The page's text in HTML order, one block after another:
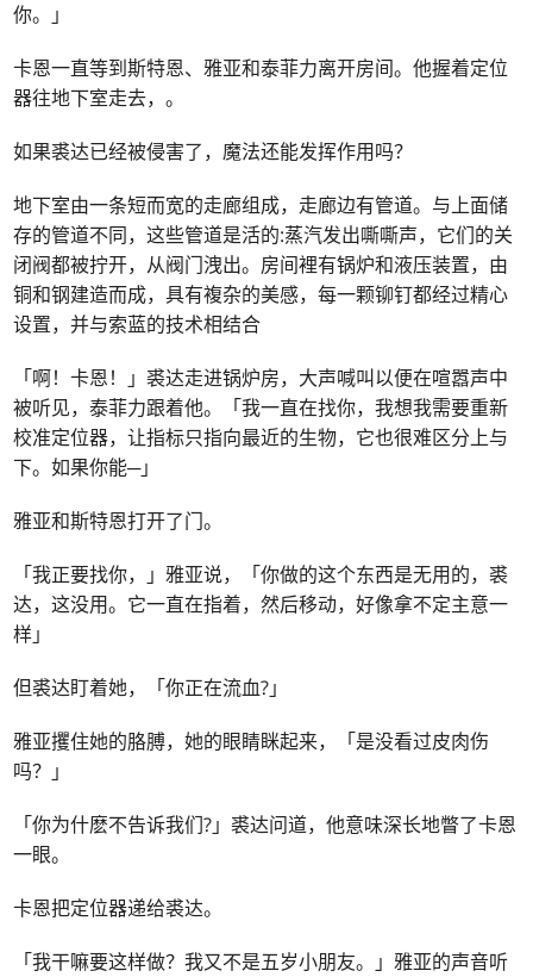
你。」
卡恩一直等到斯特恩、雅亚和泰菲力离开房间。他握着定位
器往地下室走去，。
如果裘达已经被侵害了，魔法还能发挥作用吗？
地下室由一条短而宽的走廊组成，走廊边有管道。与上面储
存的管道不同，这些管道是活的:蒸汽发出嘶嘶声，它们的关
闭阀都被拧开，从阀门洩出。房间裡有锅炉和液压装置，由
铜和钢建造而成，具有複杂的美感，每一颗铆钉都经过精心
设置，并与索蓝的技术相结合
「啊！卡恩！」裘达走进锅炉房，大声喊叫以便在喧嚣声中
被听见，泰菲力跟着他。「我一直在找你，我想我需要重新
校准定位器，让指标只指向最近的生物，它也很难区分上与
下。如果你能─」
雅亚和斯特恩打开了门。
「我正要找你，」雅亚说，「你做的这个东西是无用的，裘
达，这没用。它一直在指着，然后移动，好像拿不定主意一
样」
但裘达盯着她，「你正在流血?」
雅亚攫住她的胳膊，她的眼睛眯起来，「是没看过皮肉伤
吗？」
「你为什麽不告诉我们?」裘达问道，他意味深长地瞥了卡恩
一眼。
卡恩把定位器递给裘达。
「我干嘛要这样做？我又不是五岁小朋友。」雅亚的声音听